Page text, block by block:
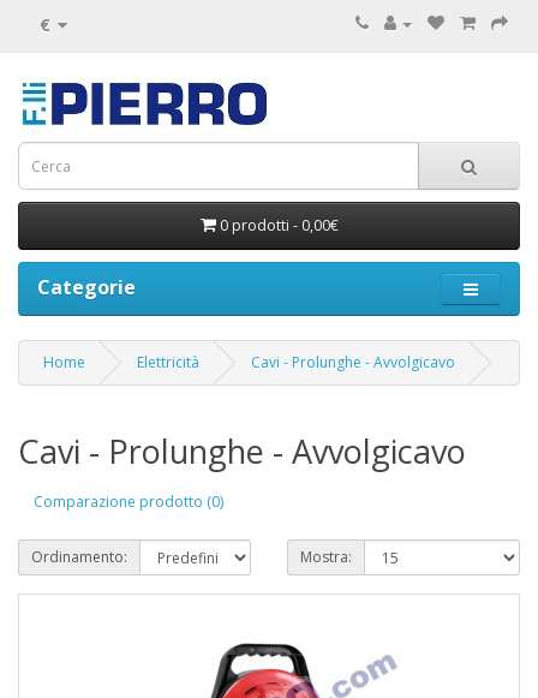
€
0 prodotti - 0,00€
Categorie
Home Elettricità Cavi - Prolunghe - Avvolgicavo
Cavi - Prolunghe - Avvolgicavo
Comparazione prodotto (0)
Ordinamento: Mostra: